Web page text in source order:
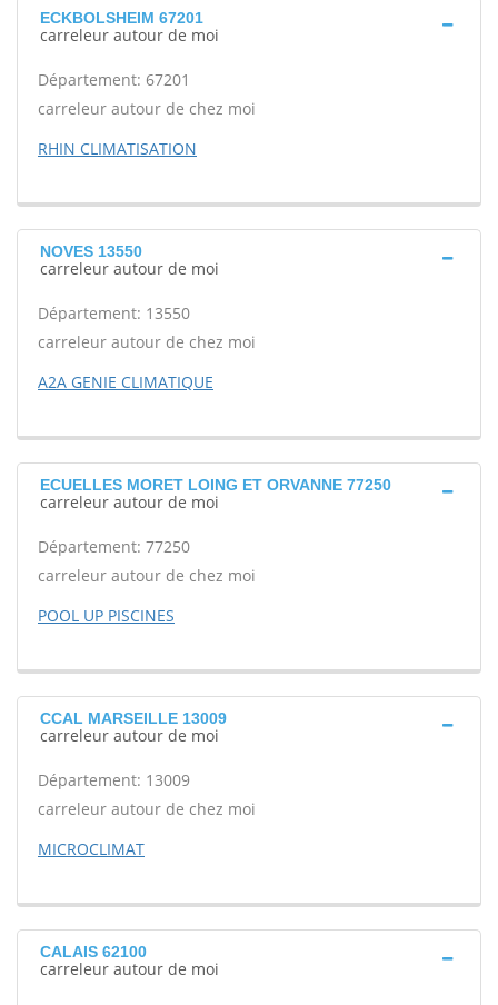
ECKBOLSHEIM 67201
carreleur autour de moi
Département: 67201
carreleur autour de chez moi
RHIN CLIMATISATION
NOVES 13550
carreleur autour de moi
Département: 13550
carreleur autour de chez moi
A2A GENIE CLIMATIQUE
ECUELLES MORET LOING ET ORVANNE 77250
carreleur autour de moi
Département: 77250
carreleur autour de chez moi
POOL UP PISCINES
CCAL MARSEILLE 13009
carreleur autour de moi
Département: 13009
carreleur autour de chez moi
MICROCLIMAT
CALAIS 62100
carreleur autour de moi